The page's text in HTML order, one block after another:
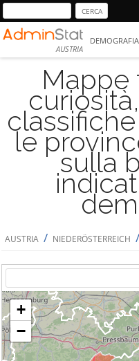
AUSTRIA
DEMOGRAFIA
Mappe
le
sulla
AUSTRIA / NIEDERÖSTERREICH /